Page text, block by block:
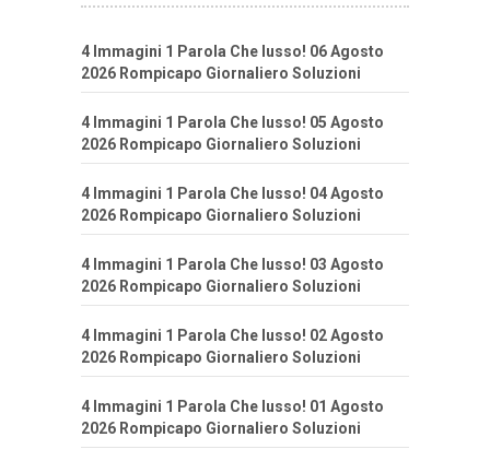
4 Immagini 1 Parola Che lusso! 06 Agosto
2026 Rompicapo Giornaliero Soluzioni
4 Immagini 1 Parola Che lusso! 05 Agosto
2026 Rompicapo Giornaliero Soluzioni
4 Immagini 1 Parola Che lusso! 04 Agosto
2026 Rompicapo Giornaliero Soluzioni
4 Immagini 1 Parola Che lusso! 03 Agosto
2026 Rompicapo Giornaliero Soluzioni
4 Immagini 1 Parola Che lusso! 02 Agosto
2026 Rompicapo Giornaliero Soluzioni
4 Immagini 1 Parola Che lusso! 01 Agosto
2026 Rompicapo Giornaliero Soluzioni